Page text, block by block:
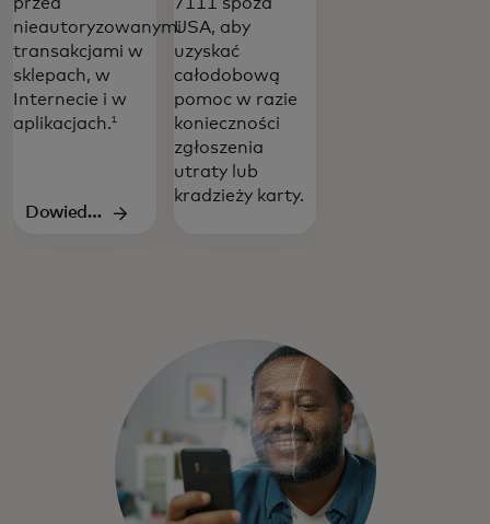
nieautoryzowanymi
transakcjami w
sklepach, w
Internecie i w
aplikacjach.1
Dowiedz
USA, aby
uzyskać
całodobową
pomoc w razie
konieczności
zgłoszenia
utraty lub
kradzieży karty.